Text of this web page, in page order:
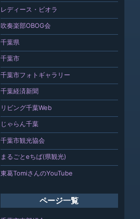
レディース・ビオラ
吹奏楽部OBOG会
千葉県
千葉市
千葉市フォトギャラリー
千葉経済新聞
リビング千葉Web
じゃらん千葉
千葉市観光協会
まるごとeちば(県観光)
東葛TomiさんのYouTube
ページ一覧